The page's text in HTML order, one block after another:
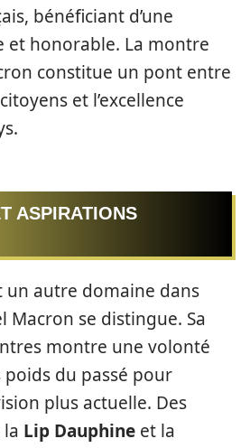
bénéficiant d’une
et honorable. La montre
constitue un pont entre
et l’excellence
ASPIRATIONS
un autre domaine dans
Macron se distingue. Sa
montre une volonté
poids du passé pour
plus actuelle. Des
Lip Dauphine et la